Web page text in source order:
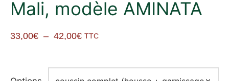
Mali, modèle AMINATA
33,00€ – 42,00€Plage
prix :
TTC